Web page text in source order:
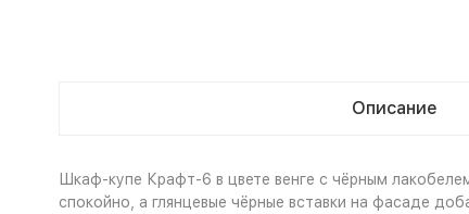
Описание
Шкаф-купе Крафт-6 в цвете венге с чёрным
спокойно, а глянцевые чёрные вставки на фасаде